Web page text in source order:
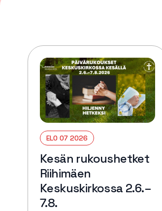
ELO 07 2026
Kesän rukoushetket
Riihimäen
Keskuskirkossa 2.6.–
7.8.